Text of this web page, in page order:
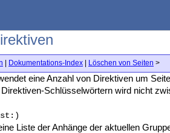
Dokumentations-Index Löschen von Seiten >
eine Anzahl von Direktiven um
Schlüsselwörtern wird nicht
Liste der Anhänge der aktuellen